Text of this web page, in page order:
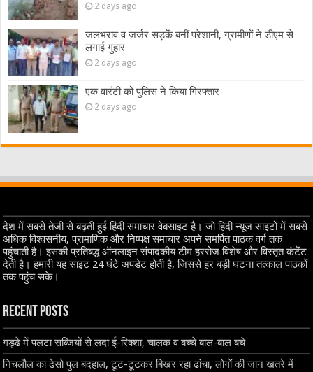
2 days ago
जलभराव व जर्जर सड़कें बनीं परेशानी, ग्रामीणों ने डीएम से
लगाई गुहार
2 days ago
एक वारंटी को पुलिस ने किया गिरफ्तार
2 days ago
देश में सबसे तेजी से बढ़ती हुई हिंदी समाचार वेबसाइट है। जो हिंदी न्यूज साइटों में सबसे
अधिक विश्वसनीय, प्रामाणिक और निष्पक्ष समाचार अपने समर्पित पाठक वर्ग तक
पहुंचाती है। इसकी प्रतिबद्ध ऑनलाइन संपादकीय टीम हररोज विशेष और विस्तृत कंटेंट
देती है। हमारी यह साइट 24 घंटे अपडेट होती है, जिससे हर बड़ी घटना तत्काल पाठकों
तक पहुंच सके।
Recent Posts
गड्ढे में पलटा सब्जियों से लदा ई-रिक्शा, चालक व बच्चे बाल-बाल बचे
निचलौल का ढेसो पुल बदहाल, टूट-टूटकर बिखर रहा ढांचा, लोगों की जान खतरे में